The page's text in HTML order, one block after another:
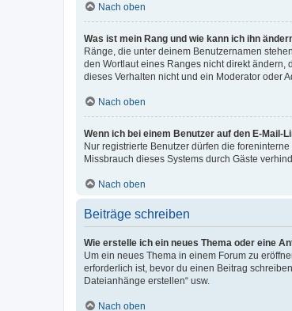
Nach oben
Was ist mein Rang und wie kann ich ihn
Ränge, die unter deinem Benutzernamen
den Wortlaut eines Ranges nicht direkt
dieses Verhalten nicht und ein Moderator oder
Nach oben
Wenn ich bei einem Benutzer auf den E-
Nur registrierte Benutzer dürfen die
Missbrauch dieses Systems durch Gäste
Nach oben
Beiträge schreiben
Wie erstelle ich ein neues Thema oder eine
Um ein neues Thema in einem Forum zu
erforderlich ist, bevor du einen Beitrag
Dateianhänge erstellen“ usw.
Nach oben